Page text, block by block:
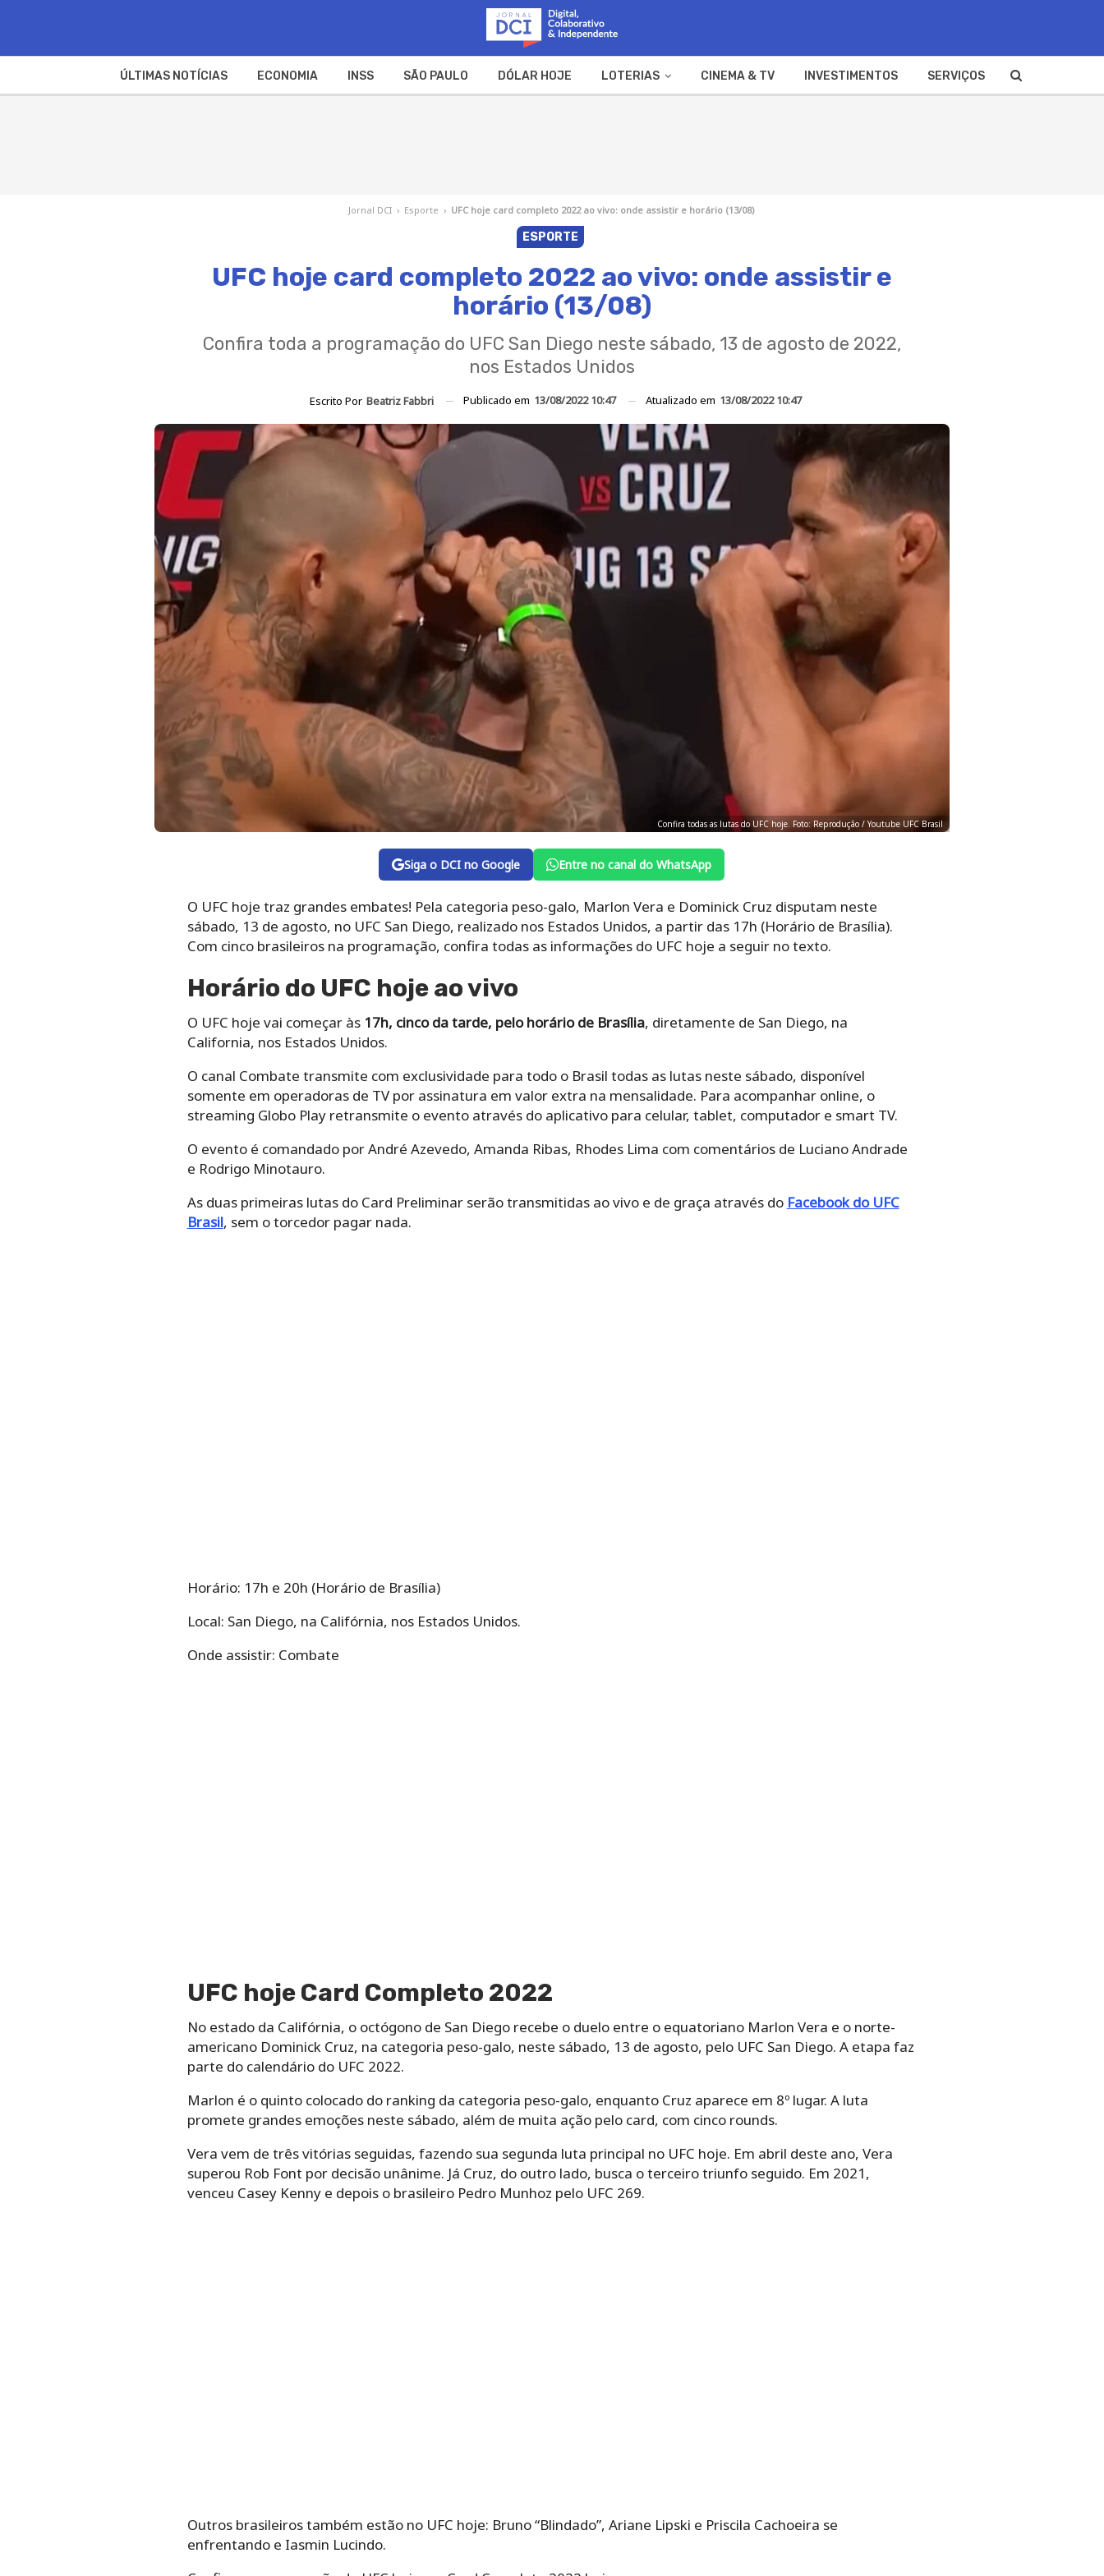
ÚLTIMAS NOTÍCIAS ECONOMIA INSS SÃO PAULO DÓLAR HOJE LOTERIAS CINEMA & TV INVESTIMENTOS SERVIÇOS
Jornal DCI › Esporte › UFC hoje card completo 2022 ao vivo: onde assistir e horário (13/08)
ESPORTE
UFC hoje card completo 2022 ao vivo: onde assistir e
horário (13/08)
Confira toda a programação do UFC San Diego neste sábado, 13 de agosto de 2022,
nos Estados Unidos
Escrito Por Beatriz Fabbri Publicado em 13/08/2022 10:47 Atualizado em 13/08/2022 10:47
Confira todas as lutas do UFC hoje. Foto: Reprodução / Youtube UFC Brasil
Siga o DCI no Google Entre no canal do WhatsApp
O UFC hoje traz grandes embates! Pela categoria peso-galo, Marlon Vera e Dominick Cruz disputam neste
sábado, 13 de agosto, no UFC San Diego, realizado nos Estados Unidos, a partir das 17h (Horário de Brasília).
Com cinco brasileiros na programação, confira todas as informações do UFC hoje a seguir no texto.
Horário do UFC hoje ao vivo
O UFC hoje vai começar às 17h, cinco da tarde, pelo horário de Brasília, diretamente de San Diego, na
California, nos Estados Unidos.
O canal Combate transmite com exclusividade para todo o Brasil todas as lutas neste sábado, disponível
somente em operadoras de TV por assinatura em valor extra na mensalidade. Para acompanhar online, o
streaming Globo Play retransmite o evento através do aplicativo para celular, tablet, computador e smart TV.
O evento é comandado por André Azevedo, Amanda Ribas, Rhodes Lima com comentários de Luciano Andrade
e Rodrigo Minotauro.
As duas primeiras lutas do Card Preliminar serão transmitidas ao vivo e de graça através do Facebook do UFC
Brasil, sem o torcedor pagar nada.
Horário: 17h e 20h (Horário de Brasília)
Local: San Diego, na Califórnia, nos Estados Unidos.
Onde assistir: Combate
UFC hoje Card Completo 2022
No estado da Califórnia, o octógono de San Diego recebe o duelo entre o equatoriano Marlon Vera e o norte-
americano Dominick Cruz, na categoria peso-galo, neste sábado, 13 de agosto, pelo UFC San Diego. A etapa faz
parte do calendário do UFC 2022.
Marlon é o quinto colocado do ranking da categoria peso-galo, enquanto Cruz aparece em 8º lugar. A luta
promete grandes emoções neste sábado, além de muita ação pelo card, com cinco rounds.
Vera vem de três vitórias seguidas, fazendo sua segunda luta principal no UFC hoje. Em abril deste ano, Vera
superou Rob Font por decisão unânime. Já Cruz, do outro lado, busca o terceiro triunfo seguido. Em 2021,
venceu Casey Kenny e depois o brasileiro Pedro Munhoz pelo UFC 269.
Outros brasileiros também estão no UFC hoje: Bruno “Blindado”, Ariane Lipski e Priscila Cachoeira se
enfrentando e Iasmin Lucindo.